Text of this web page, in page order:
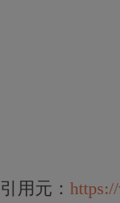
引用元：